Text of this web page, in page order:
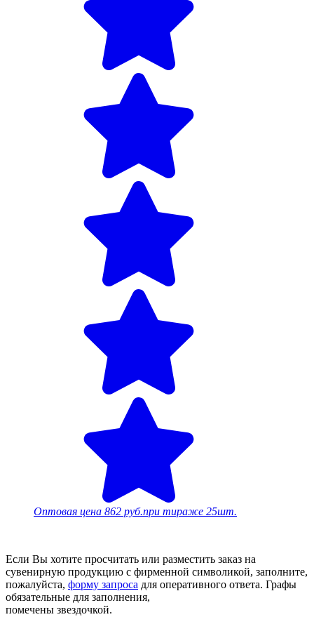
Оптовая цена 862 руб.при тираже 25шт.
Если Вы хотите просчитать или разместить заказ на
сувенирную продукцию с фирменной символикой, заполните,
пожалуйста, форму запроса для оперативного ответа. Графы
обязательные для заполнения,
помечены звездочкой.